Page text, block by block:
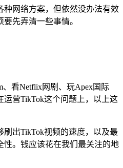
种网络方案，但依然没办法有效
先弄清一些事情。
、看Netflix网剧、玩Apex国际
营TikTok这个问题上，以上这
出TikTok视频的速度，以及最
性。钱应该花在我们最关注的地